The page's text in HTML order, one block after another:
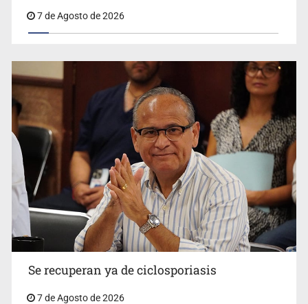
Vecinos acusan retiro de árboles; Ijalvi niega tala
UdeG convierte residuos de agave en biotextil
7 de Agosto de 2026
Se recuperan ya de ciclosporiasis
7 de Agosto de 2026